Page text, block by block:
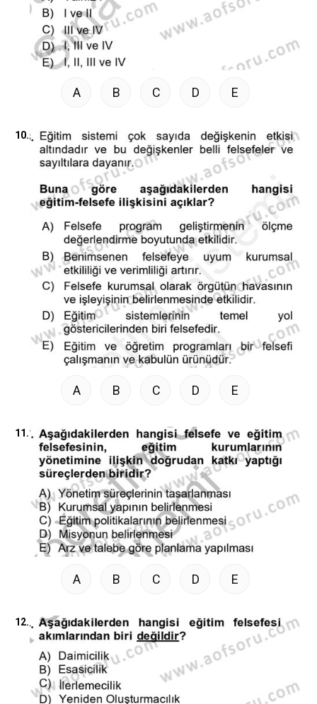
A B C D E
10.
A B C D E
11.
A B C D E
12.